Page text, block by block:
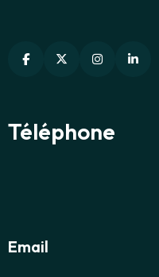
Téléphone
Email